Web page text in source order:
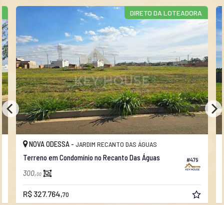
DIRETO DA LOTEADORA
NOVA ODESSA -JARDIM RECANTO DAS ÁGUAS
Terreno em Condomínio no Recanto Das Águas
300,00
R$ 327.764,